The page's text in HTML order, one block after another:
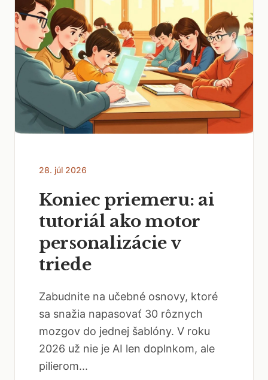
28. júl 2026
Koniec priemeru: ai
tutoriál ako motor
personalizácie v
triede
Zabudnite na učebné osnovy, ktoré
sa snažia napasovať 30 rôznych
mozgov do jednej šablóny. V roku
2026 už nie je AI len doplnkom, ale
pilierom...